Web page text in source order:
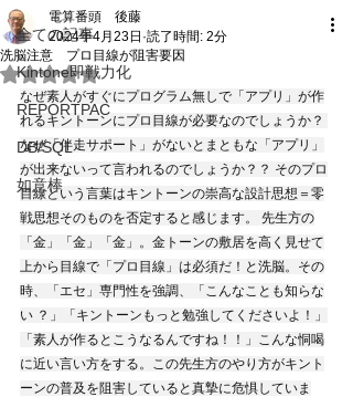
全ての記事
Kintone即戦力化
REPORTPAC
DB/SQL
如意棒
洗脳注意 プロ目線が阻害要因
電算番頭 後藤
2024年4月23日 読了時間: 2分
5つ星のうちNaNと評価されています。
なぜ素人がすぐにプログラム無しで「アプリ」が作
れるキントーンにプロ目線が必要なのでしょうか？
なぜ「伴走サポート」がないとまともな「アプリ」
が出来ないって言われるのでしょうか？？ そのプロ
目線という言葉はキントーンの崇高な設計思想＝零
戦思想そのものを否定すると感じます。 先生方の
「金」「金」「金」。金トーンの敷居を高く見せて
上から目線で「プロ目線」は必須だ！と洗脳。その
時、「エセ」専門性を強調、「こんなことも知らな
い ？」「キントーンもっと勉強してくださいよ！」
「素人が作るとこうなるんですね！！」こんな恫喝
に近い言い方をする。この先生方のやり方がキント
ーンの普及を阻害していると真摯に危惧していま